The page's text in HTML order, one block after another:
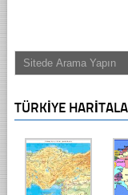
TÜRKIYE